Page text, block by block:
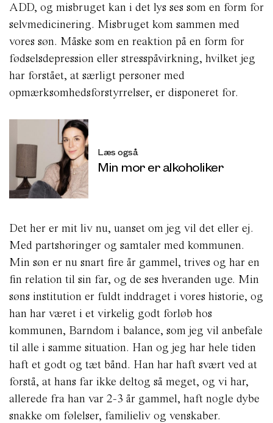
ADD, og misbruget kan i det lys ses som en form for
selvmedicinering. Misbruget kom sammen med
vores søn. Måske som en reaktion på en form for
fødselsdepression eller stresspåvirkning, hvilket jeg
har forstået, at særligt personer med
opmærksomhedsforstyrrelser, er disponeret for.
Læs også
Min mor er alkoholiker
Det her er mit liv nu, uanset om jeg vil det eller ej.
Med partshøringer og samtaler med kommunen.
Min søn er nu snart fire år gammel, trives og har en
fin relation til sin far, og de ses hveranden uge. Min
søns institution er fuldt inddraget i vores historie, og
han har været i et virkelig godt forløb hos
kommunen, Barndom i balance, som jeg vil anbefale
til alle i samme situation. Han og jeg har hele tiden
haft et godt og tæt bånd. Han har haft svært ved at
forstå, at hans far ikke deltog så meget, og vi har,
allerede fra han var 2-3 år gammel, haft nogle dybe
snakke om følelser, familieliv og venskaber.